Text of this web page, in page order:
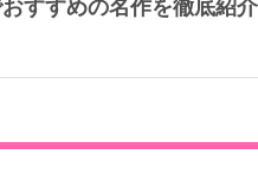
すすめの名作を徹底紹